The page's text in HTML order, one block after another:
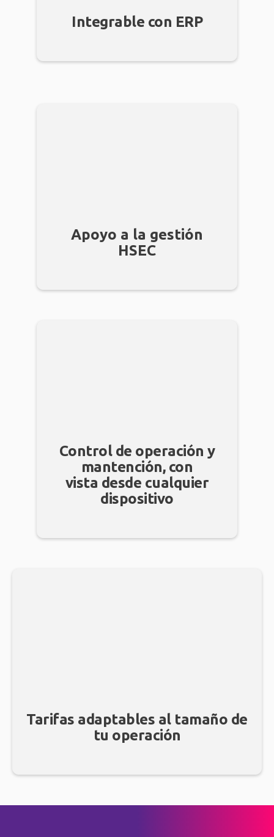
Integrable con ERP
Apoyo a la gestión
HSEC
Control de operación y
mantención, con
vista desde cualquier
dispositivo
Tarifas adaptables al tamaño de
tu operación